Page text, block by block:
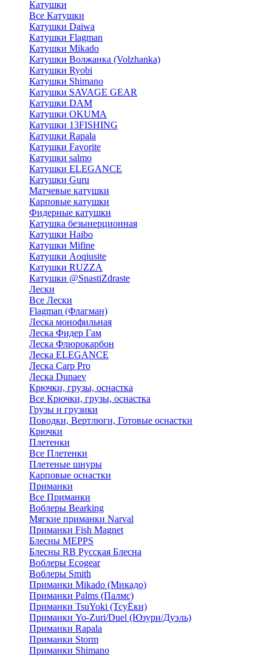
Катушки
Все Катушки
Катушки Daiwa
Катушки Flagman
Катушки Mikado
Катушки Волжанка (Volzhanka)
Катушки Ryobi
Катушки Shimano
Катушки SAVAGE GEAR
Катушки DAM
Катушки OKUMA
Катушки 13FISHING
Катушки Rapala
Катушки Favorite
Катушки salmo
Катушки ELEGANCE
Катушки Guru
Матчевые катушки
Карповые катушки
Фидерные катушки
Катушка безынерционная
Катушки Haibo
Катушки Mifine
Катушки Aoqiusite
Катушки RUZZA
Катушки @SnastiZdraste
Лески
Все Лески
Flagman (Флагман)
Леска монофильная
Леска Фидер Гам
Леска Флюрокарбон
Леска ELEGANCE
Леска Carp Pro
Леска Dunaev
Крючки, грузы, оснастка
Все Крючки, грузы, оснастка
Грузы и грузики
Поводки, Вертлюги, Готовые оснастки
Крючки
Плетенки
Все Плетенки
Плетеные шнуры
Карповые оснастки
Приманки
Все Приманки
Воблеры Bearking
Мягкие приманки Narval
Приманки Fish Magnet
Блесны MEPPS
Блесны RB Русская Блесна
Воблеры Ecogear
Воблеры Smith
Приманки Mikado (Микадо)
Приманки Palms (Палмс)
Приманки TsuYoki (ТсуЁки)
Приманки Yo-Zuri/Duel (Юзури/Дуэль)
Приманки Rapala
Приманки Storm
Приманки Shimano